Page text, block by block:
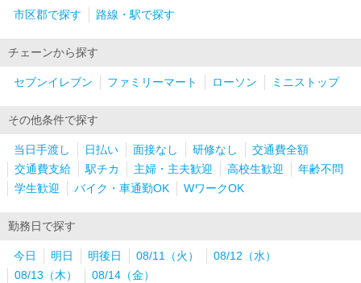
市区郡で探す 路線・駅で探す
チェーンから探す
セブンイレブン ファミリーマート ローソン ミニストップ
その他条件で探す
当日手渡し 日払い 面接なし 研修なし
交通費全額
交通費支給
駅チカ 主婦・主夫歓迎 高校生歓迎
年齢不問
学生歓迎
バイク・車通勤OK WワークOK
勤務日で探す
今日 明日 明後日 08/11（火）
08/12（水）
08/13（木）
08/14（金）